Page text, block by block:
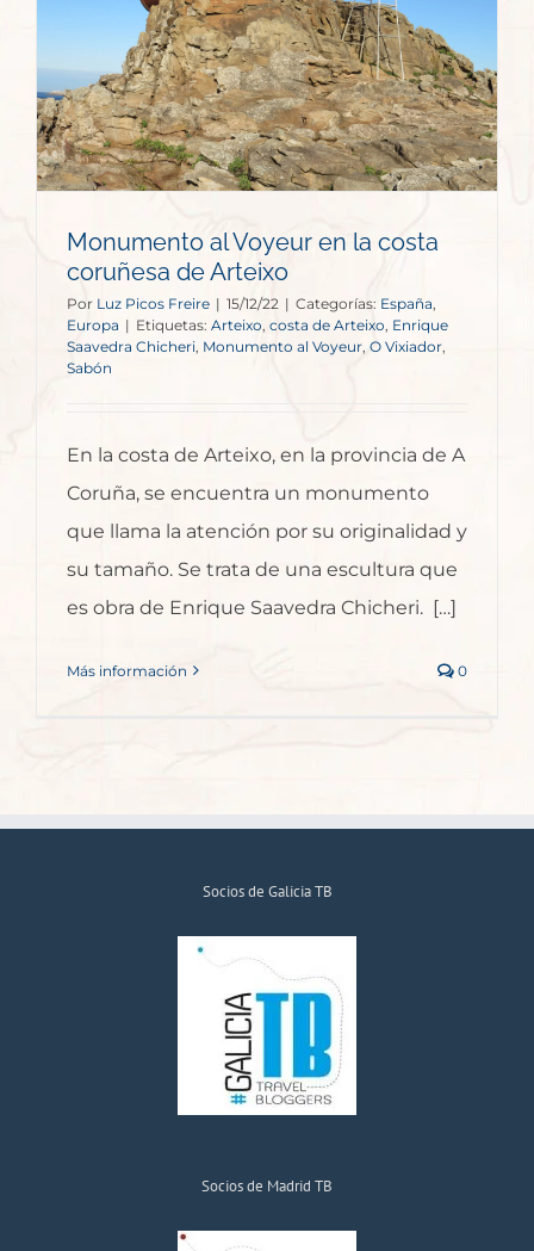
Monumento al Voyeur en la costa
coruñesa de Arteixo
Por Luz Picos Freire | 15/12/22 | Categorías: España,
Europa | Etiquetas: Arteixo costa de Arteixo, Enrique
Saavedra Chicheri, Monumento al Voyeur, O Vixiador,
Sabón
En la costa de Arteixo, en la provincia de A
Coruña, se encuentra un monumento
que llama la atención por su originalidad y
su tamaño. Se trata de una escultura que
es obra de Enrique Saavedra Chicheri. […]
Más información 0
Socios de Galicia TB
Socios de Madrid TB